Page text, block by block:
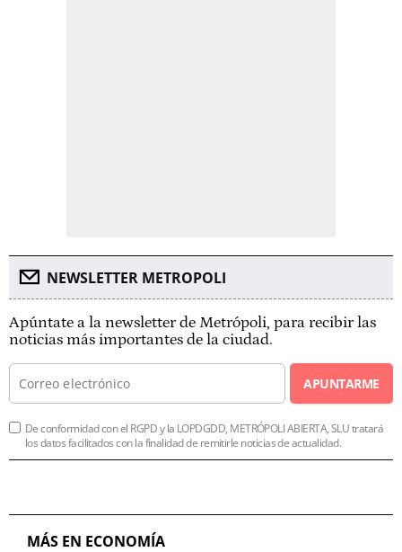
NEWSLETTER METROPOLI
Apúntate a la newsletter de Metrópoli, para recibir las
noticias más importantes de la ciudad.
APUNTARME
De conformidad con el RGPD y la LOPDGDD, METRÓPOLI ABIERTA, SLU tratará
los datos facilitados con la finalidad de remitirle noticias de actualidad.
MÁS EN ECONOMÍA